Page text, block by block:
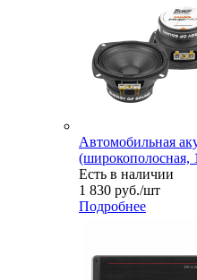
Автомобильная
(широкополосная,
Есть в наличии
1 830 руб./шт
Подробнее